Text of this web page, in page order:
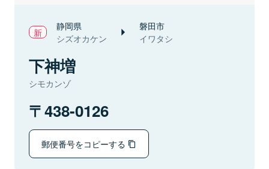
静岡県
シズオカケン
磐田市
イワタシ
下神増
シモカンゾ
438-0126
郵便番号をコピーする